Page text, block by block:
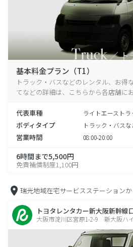
基本料金プラン（T1）
トラック・バスなどのレンタル、お得
てなどの詳細は、こちらから各店舗に
代表車種 ライトエーストラ
ボディタイプ トラック・バス
営業時間 08:00-20:00
6時間まで5,500円
免責補償制度1,100円
瑞光地域在宅サービスステーションか
トヨタレンタカー新大阪新幹線
大阪市淀川区宮原1-2-9 新大阪ハ